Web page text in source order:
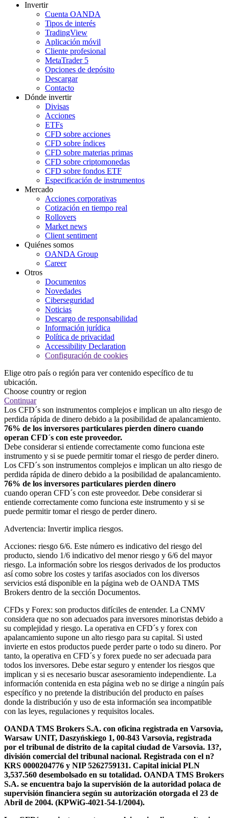
Invertir
Cuenta OANDA
Tipos de interés
TradingView
Aplicación móvil
Cliente profesional
MetaTrader 5
Opciones de depósito
Descargar
Contacto
Dónde invertir
Divisas
Acciones
ETFs
CFD sobre acciones
CFD sobre índices
CFD sobre materias primas
CFD sobre criptomonedas
CFD sobre fondos ETF
Especificación de instrumentos
Mercado
Acciones corporativas
Cotización en tiempo real
Rollovers
Market news
Client sentiment
Quiénes somos
OANDA Group
Career
Otros
Documentos
Novedades
Ciberseguridad
Noticias
Descargo de responsabilidad
Información jurídica
Política de privacidad
Accessibility Declaration
Configuración de cookies
Elige otro país o región para ver contenido específico de tu
ubicación.
Choose country or region
Continuar
Los CFD´s son instrumentos complejos e implican un alto riesgo de
perdida rápida de dinero debido a la posibilidad de apalancamiento.
76% de los inversores particulares pierden dinero cuando
operan CFD´s con este proveedor.
Debe considerar si entiende correctamente como funciona este
instrumento y si se puede permitir tomar el riesgo de perder dinero.
Los CFD´s son instrumentos complejos e implican un alto riesgo de
perdida rápida de dinero debido a la posibilidad de apalancamiento.
76% de los inversores particulares pierden dinero
cuando operan CFD´s con este proveedor. Debe considerar si
entiende correctamente como funciona este instrumento y si se
puede permitir tomar el riesgo de perder dinero.
Advertencia: Invertir implica riesgos.
Acciones: riesgo 6/6. Este número es indicativo del riesgo del
producto, siendo 1/6 indicativo del menor riesgo y 6/6 del mayor
riesgo. La información sobre los riesgos derivados de los productos
así como sobre los costes y tarifas asociados con los diversos
servicios está disponible en la página web de OANDA TMS
Brokers dentro de la sección Documentos.
CFDs y Forex: son productos difíciles de entender. La CNMV
considera que no son adecuados para inversores minoristas debido a
su complejidad y riesgo. La operativa en CFD´s y forex con
apalancamiento supone un alto riesgo para su capital. Si usted
invierte en estos productos puede perder parte o todo su dinero. Por
tanto, la operativa en CFD´s y forex puede no ser adecuada para
todos los inversores. Debe estar seguro y entender los riesgos que
implican y si es necesario buscar asesoramiento independiente. La
información contenida en esta página web no se dirige a ningún país
específico y no pretende la distribución del producto en países
donde la distribución y uso de esta información sea incompatible
con las leyes, regulaciones y requisitos locales.
OANDA TMS Brokers S.A. con oficina registrada en Varsovia,
Warsaw UNIT, Daszyńskiego 1, 00-843 Varsovia, registrada
por el tribunal de distrito de la capital ciudad de Varsovia. 13?,
división comercial del tribunal nacional. Registrada con el n?
KRS 0000204776 y NIP 5262759131. Capital inicial PLN
3,537.560 desembolsado en su totalidad. OANDA TMS Brokers
S.A. se encuentra bajo la supervisión de la autoridad polaca de
supervisión financiera según su autorización otorgada el 23 de
Abril de 2004. (KPWiG-4021-54-1/2004).